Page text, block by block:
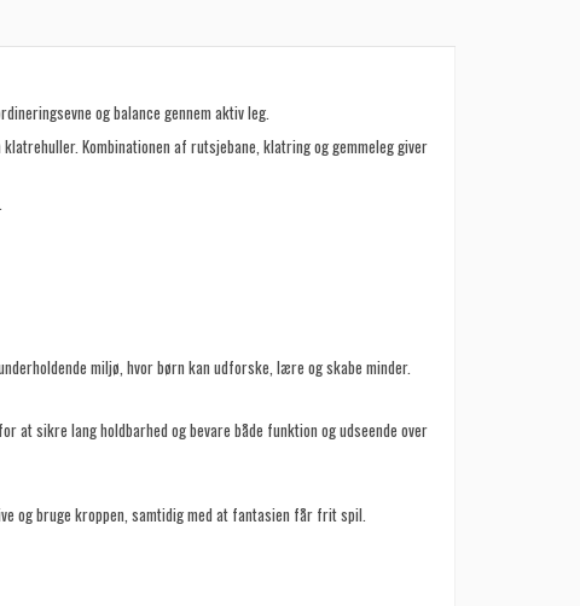
og balance gennem aktiv leg.
Kombinationen af rutsjebane, klatring og gemmeleg giver
miljø, hvor børn kan udforske, lære og skabe minder.
at sikre lang holdbarhed og bevare både funktion og udseende over
og bruge kroppen, samtidig med at fantasien får frit spil.